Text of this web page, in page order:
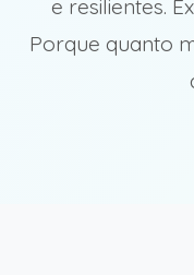
Um dia
e resilientes.
Porque quanto